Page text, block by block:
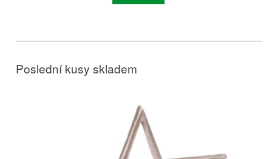
Poslední kusy skladem